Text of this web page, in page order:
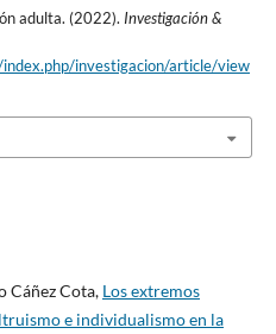
adulta. (2022). Investigación &
investigacion/article/view
Cáñez Cota, Los extremos
e individualismo en la